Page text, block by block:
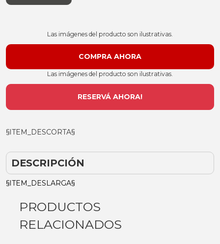
Las imágenes del producto son ilustrativas.
Las imágenes del producto son ilustrativas.
RESERVÁ AHORA!
§ITEM_DESCORTA§
DESCRIPCIÓN
§ITEM_DESLARGA§
PRODUCTOS
RELACIONADOS